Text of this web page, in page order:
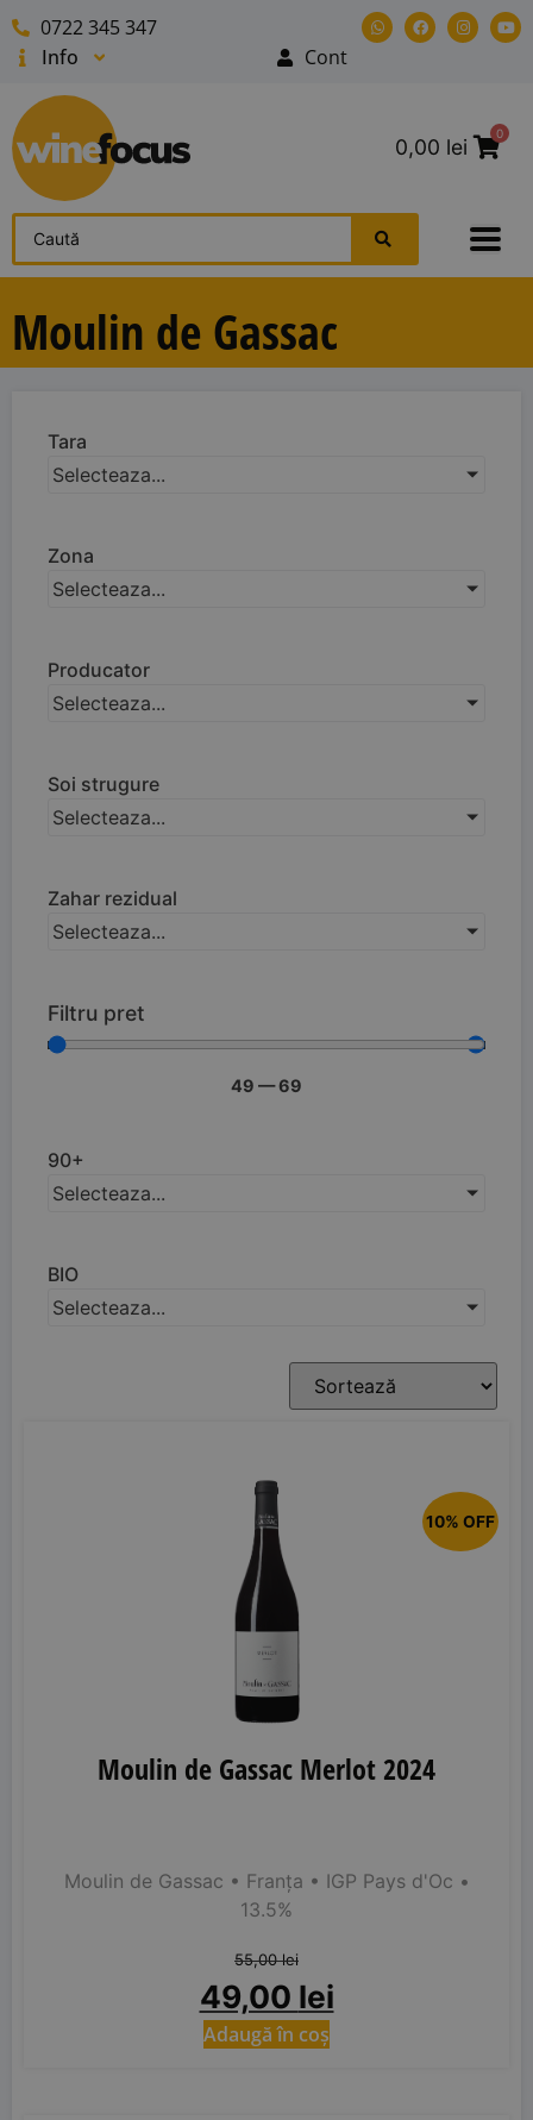
0722 345 347
Info
Cont
0,00 lei
0
Moulin de Gassac
Tara
Selecteaza...
Zona
Selecteaza...
Producator
Selecteaza...
Soi strugure
Selecteaza...
Zahar rezidual
Selecteaza...
Filtru pret
49 —69
90+
Selecteaza...
BIO
Selecteaza...
10% OFF
Moulin de Gassac Merlot 2024
Moulin de Gassac • Franța • IGP Pays d'Oc •
13.5%
55,00lei
49,00 lei
Adaugă în coș